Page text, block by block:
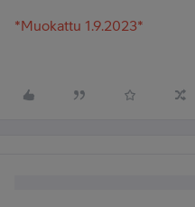
*Muokattu 1.9.2023*